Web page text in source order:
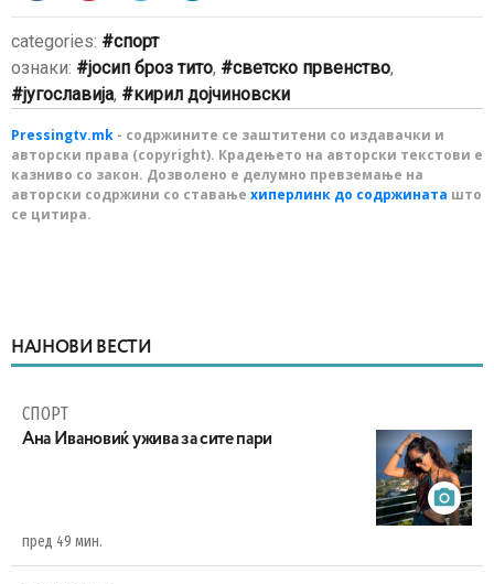
categories:
спорт
ознаки:
јосип броз тито, светско првенство,
југославија, кирил дојчиновски
Pressingtv.mk - содржините се заштитени со издавачки и
авторски права (copyright). Крадењето на авторски текстови е
казниво со закон. Дозволено е делумно превземање на
авторски содржини со ставање хиперлинк до содржината што
се цитира.
НАЈНОВИ ВЕСТИ
СПОРТ
Ана Ивановиќ ужива за сите пари
пред 49 мин.